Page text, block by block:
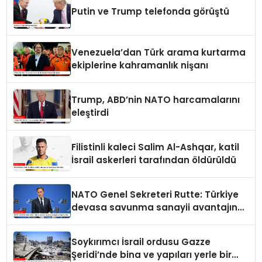
Putin ve Trump telefonda görüştü
Venezuela’dan Türk arama kurtarma
ekiplerine kahramanlık nişanı
Trump, ABD’nin NATO harcamalarını
eleştirdi
Filistinli kaleci Salim Al-Ashqar, katil
İsrail askerleri tarafından öldürüldü
NATO Genel Sekreteri Rutte: Türkiye
devasa savunma sanayii avantajına
Soykırımcı İsrail ordusu Gazze
Şeridi’nde bina ve yapıları yerle bir